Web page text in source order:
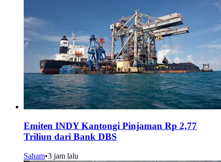
Emiten INDY Kantongi Pinjaman Rp 2,77
Triliun dari Bank DBS
Saham•3 jam lalu